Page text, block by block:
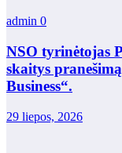
admin 0
NSO tyrinėtojas
skaitys
Business“.
29 liepos, 2026